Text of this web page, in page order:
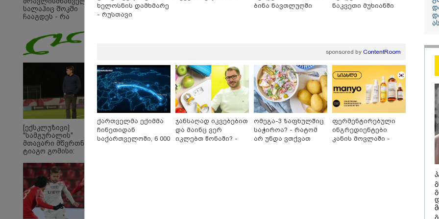
თქვენზე
მებრძოლის
ვატირე!" - რას
გიორგი
პროკურატურის
განცხადების
14:20 / 07-08-
"ჩემი
გაუსწრო
სალაჰიც შოკში
ჩააგდეს - რა
ეგვიპტელი
ფეხბურთელის
წარდგენისას
[ექსკლუზივი]
"სამგურალის"
მთავარი მწვრთნელი
ტიაგო გომისი:
ტალანტების
ქვეყანაა"!
ხელოსნის დამხმარე
- რუსთავი
ბინა ნავთლუღში
ნაკვეთი მუხიანში
sponsored by ContentRoom
ქართველმა ექიმმა
ჩინეთიდან
საქართველოში, 6 000
ჯანსაღად იკვებებით
და მაინც ვერ
იკლებთ წონაში? -
ომეგა-3 ზაფხულშიც
საჭიროა? - რატომ
არ უნდა ვთქვათ
ფერმენტირებული
ინგრედიენტები
კანის მოვლაში -